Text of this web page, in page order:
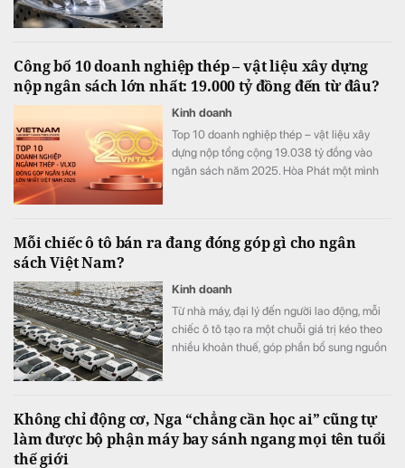
Công bố 10 doanh nghiệp thép – vật liệu xây dựng
nộp ngân sách lớn nhất: 19.000 tỷ đồng đến từ đâu?
Kinh doanh
Top 10 doanh nghiệp thép – vật liệu xây
dựng nộp tổng cộng 19.038 tỷ đồng vào
ngân sách năm 2025. Hòa Phát một mình
Mỗi chiếc ô tô bán ra đang đóng góp gì cho ngân
sách Việt Nam?
Kinh doanh
Từ nhà máy, đại lý đến người lao động, mỗi
chiếc ô tô tạo ra một chuỗi giá trị kéo theo
nhiều khoản thuế, góp phần bổ sung nguồn
Không chỉ động cơ, Nga “chẳng cần học ai” cũng tự
làm được bộ phận máy bay sánh ngang mọi tên tuổi
thế giới